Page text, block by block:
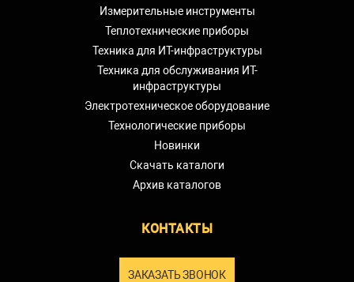
Измерительные инструменты
Теплотехнические приборы
Техника для ИТ-инфраструктуры
Техника для обслуживания ИТ-
инфраструктуры
Электротехническое оборудование
Технологические приборы
Новинки
Скачать каталоги
Архив каталогов
КОНТАКТЫ
ЗАКАЗАТЬ ЗВОНОК